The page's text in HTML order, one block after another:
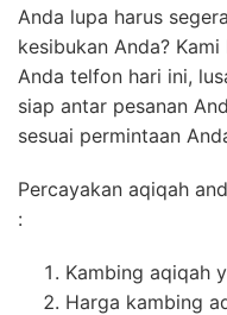
Anda lupa harus
kesibukan Anda?
Anda telfon hari ini,
siap antar pesanan
sesuai permintaan
Percayakan aqiqah
:
Kambing aqiqah
Harga kambing